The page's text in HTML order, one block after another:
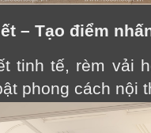
– Tạo điểm
tinh tế, rèm vải
phong cách nội